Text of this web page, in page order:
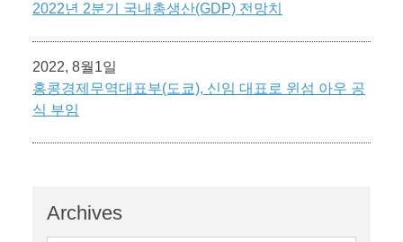
Archives
2022년 2분기 국내총생산(GDP) 전망치
2022, 8월1일
홍콩경제무역대표부(도쿄), 신임 대표로 윈섬 아우 공
식 부임